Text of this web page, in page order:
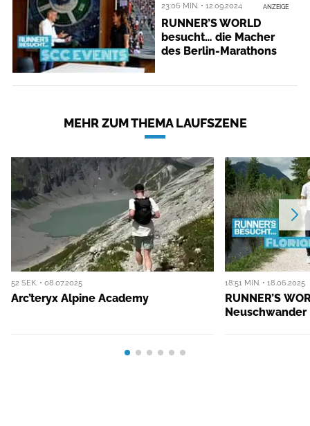
23:06 MIN. • 12.09.2024 ANZEIGE
RUNNER’S WORLD
besucht… die Macher
des Berlin-Marathons
MEHR ZUM THEMA LAUFSZENE
52 SEK. • 08.07.2025
Arc’teryx Alpine Academy
18:51 MIN. • 18.06.2025
RUNNER’S
Neuschwander